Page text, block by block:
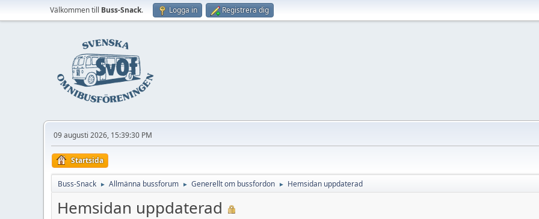
Välkommen till Buss-Snack. Logga in Registrera dig
09 augusti 2026, 15:39:30 PM
Startsida
Buss-Snack ► Allmänna bussforum ► Generellt om bussfordon ► Hemsidan uppdaterad
Hemsidan uppdaterad